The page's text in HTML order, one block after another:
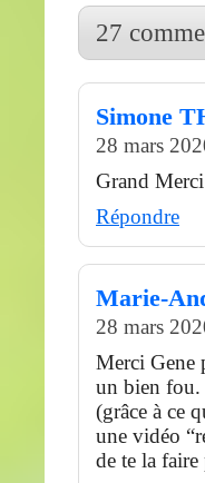
27
Simone
28 mars
Grand
Répondre
Marie-
28 mars
Merci Gene
un bien fou.
(grâce à ce
une vidéo
de te la